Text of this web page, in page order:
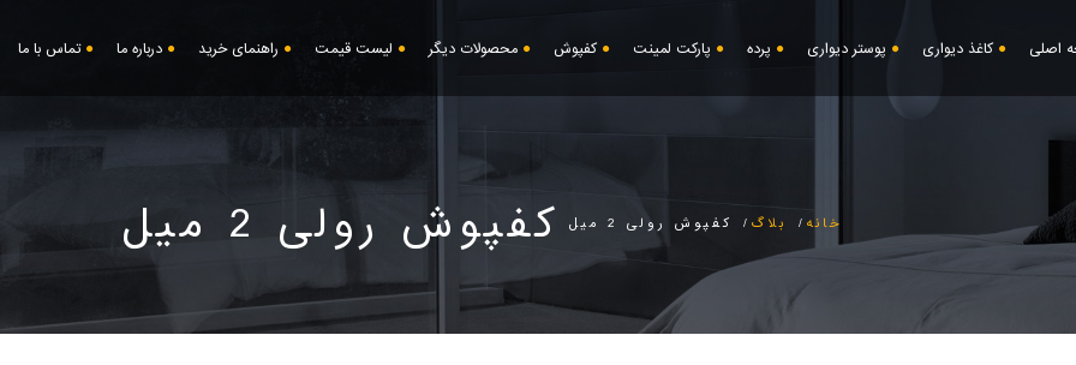
اصلی کاغذ دیواری پوستر دیواری پرده پارکت لمینت کفپوش محصولات دیگر لیست قیمت راهنمای خرید درباره ما تماس با ما
کفپوش رولی 2 میل خانه بلاگ کفپوش رولی 2 میل